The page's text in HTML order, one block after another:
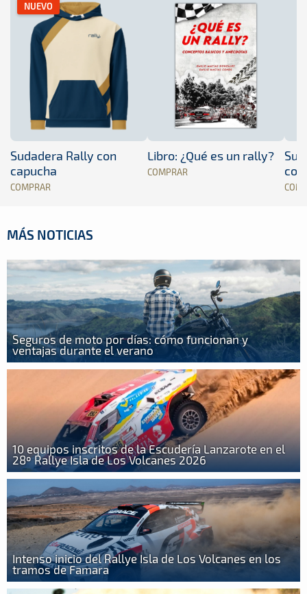
NUEVO
Sudadera Rally con
capucha
COMPRAR
Libro: ¿Qué es un rally?
COMPRAR
MÁS NOTICIAS
Seguros de moto por días: cómo funcionan y
ventajas durante el verano
10 equipos inscritos de la Escudería Lanzarote en el
28º Rallye Isla de Los Volcanes 2026
Intenso inicio del Rallye Isla de Los Volcanes en los
tramos de Famara